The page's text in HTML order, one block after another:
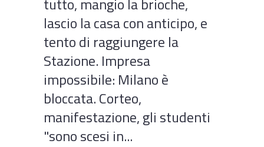
lascio la casa con anticipo, e
tento di raggiungere la
Stazione. Impresa
impossibile: Milano è
bloccata. Corteo,
manifestazione, gli studenti
"sono scesi in...